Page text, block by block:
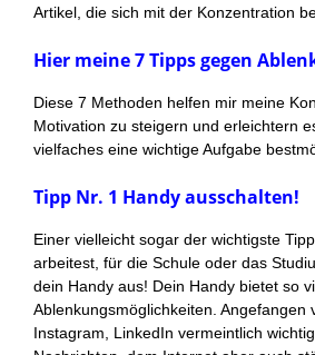
Artikel, die sich mit der Konzentration
Hier meine 7 Tipps gegen
Diese 7 Methoden helfen mir meine
Motivation zu steigern und erleichtern
vielfaches eine wichtige Aufgabe
Tipp Nr. 1 Handy ausschalten!
Einer vielleicht sogar der wichtigste Tipp
arbeitest, für die Schule oder das
dein Handy aus! Dein Handy bietet so
Ablenkungsmöglichkeiten. Angefangen
Instagram, LinkedIn vermeintlich